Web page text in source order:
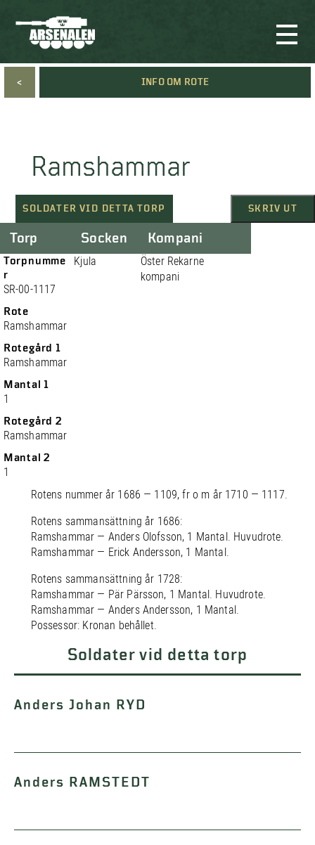
< INFO OM ROTE
Ramshammar
SOLDATER VID DETTA TORP SKRIV UT
Torp
Torpnumme
r
SR-00-1117
Rote
Ramshammar
Rotegård 1
Ramshammar
Mantal 1
1
Rotegård 2
Ramshammar
Mantal 2
1
Socken
Kjula
Kompani
Öster Rekarne
kompani
Rotens nummer år 1686 — 1109, fr o m år 1710 — 1117.
Rotens sammansättning år 1686:
Ramshammar — Anders Olofsson, 1 Mantal. Huvudrote.
Ramshammar — Erick Andersson, 1 Mantal.
Rotens sammansättning år 1728:
Ramshammar — Pär Pärsson, 1 Mantal. Huvudrote.
Ramshammar — Anders Andersson, 1 Mantal.
Possessor: Kronan behållet.
Soldater vid detta torp
Anders Johan RYD
Anders RAMSTEDT